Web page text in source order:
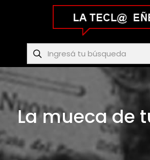
La mueca de